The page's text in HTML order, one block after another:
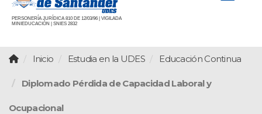
PERSONERÍA JURÍDICA 810 DE 12/03/96 | VIGILADA
MINIEDUCACIÓN | SNIES 2832
Inicio Estudia en la UDES Educación Continua
Diplomado Pérdida de Capacidad Laboral y
Ocupacional